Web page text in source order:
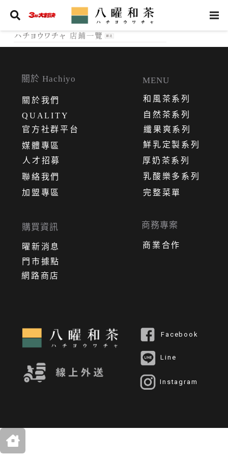
Facebook
人才招募
Instagram
關於 Hachiyo
關 於我們
QUALITY
官方社群平台
媒體專區
Line
網路商店
門市據點
曜新消息
購買資訊
聯絡我們
加盟專區
商務專案
商業合作
乳酸樂多系列
厚奶茶系列
鮮乳定製系列
纖果爽系列
自然茶系列
和風茶系列
MENU
完整菜單